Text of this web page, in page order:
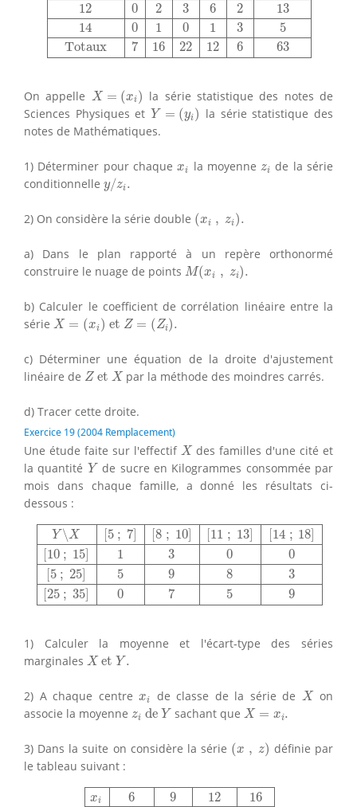
12
0 2 3 6 2
13
14
0 1 0 1 3
5
Totaux
7 16 22 12 6 63
On appelle X = (xi)
X= )
la série statistique des notes de
Sciences Physiques etY = (yi)
Y= i)
la série statistique des
notes de Mathématiques.
1) Déterminer pour chaquexi
xi la moyennezi
zi de la série
conditionnelle y/zi.
y/zi
2) On considère la série double (xi , zi).
(xi ).
a) Dans le plan rapporté à un repère orthonormé
construire le nuage de points M(xi , zi).
M(xi .
b) Calculer le coefficient de corrélation linéaire entre la
série X = (xi) et Z = (Zi).
X= )et Z= (Z
c) Déterminer une équation de la droite d'ajustement
linéaire de Z et X
Zet X par la méthode des moindres carrés.
d) Tracer cette droite.
Exercice 19 (2004 Remplacement)
Une étude faite sur l'effectif X
X des familles d'une cité et
la quantité Y
Yde sucre en Kilogrammes consommée par
mois dans chaque famille, a donné les résultats ci-
dessous :
Y ∖X [5 ; 7] [8 ; 10] [11 ; 13] [14 ; 18]
[10 ; 15] 1 3 0
0
[5 ; 25] 5 9 8
3
[25 ; 35] 0 7 5 9
Y∖X[5;7][8;10][11;13][14;18][10;15]1300[5
1) Calculer la moyenne et l'écart-type des séries
marginales X et Y .
Xet Y.
2) A chaque centrexi
xi de classe de la série deX
X on
associe la moyenne zi de Y
z deYsachant que X = xi.
X=
3) Dans la suite on considère la série (x , z)
(x,
définie par
le tableau suivant :
xi 6 9 12 16
xi691216zi18.7522.523.8527.5